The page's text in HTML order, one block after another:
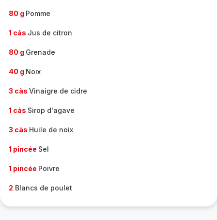
80 g Pomme
1 càs Jus de citron
80 g Grenade
40 g Noix
3 càs Vinaigre de cidre
1 càs Sirop d'agave
3 càs Huile de noix
1 pincée Sel
1 pincée Poivre
2 Blancs de poulet